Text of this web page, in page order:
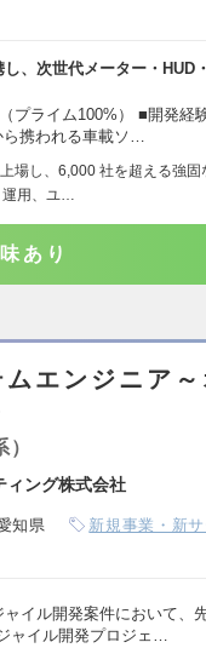
、次世代メーター・HUD
プライム100%） ■開発経
ら携われる車載ソ…
場し、6,000 社を超える強固
運用、ユ…
あり
ムエンジニア
ィング株式会社
知県 新規事業・新
イル開発案件において、
ャイル開発プロジェ…